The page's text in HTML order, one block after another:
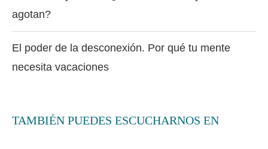
agotan?
El poder de la desconexión. Por qué tu mente
necesita vacaciones
TAMBIÉN PUEDES ESCUCHARNOS EN